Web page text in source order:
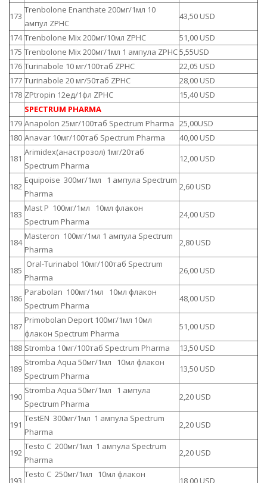
173
Trenbolone Enanthate 200мг/1мл 10
ампул ZPHC
43,50 USD
174 Trenbolone Mix 200мг/10мл ZPHC
51,00 USD
175 Trenbolone Mix 200мг/1мл 1 ампула ZPHC5,55USD
176 Turinabole 10 мг/100таб ZPHC
22,05 USD
177 Turinabole 20 мг/50таб ZPHC
28,00 USD
178 ZPtropin 12ед/1фл ZPHC
15,40 USD
SPECTRUM PHARMA
179 Anapolon 25мг/100таб Spectrum Pharma 25,00USD
180 Anavar 10мг/100таб Spectrum Pharma
40,00 USD
181
Arimidex(анастрозол) 1мг/20таб
Spectrum Pharma
12,00 USD
182
Equipoise 300мг/1мл 1 ампула Spectrum
Pharma
2,60 USD
183
Mast P 100мг/1мл 10мл флакон
Spectrum Pharma
24,00 USD
184
Masteron 100мг/1мл 1 ампула Spectrum
Pharma
2,80 USD
185
Oral-Turinabol 10мг/100таб Spectrum
Pharma
26,00 USD
186
Parabolan 100мг/1мл 10мл флакон
Spectrum Pharma
48,00 USD
187
Primobolan Deport 100мг/1мл 10мл
флакон Spectrum Pharma
51,00 USD
188 Stromba 10мг/100таб Spectrum Pharma
13,50 USD
189
Stromba Aqua 50мг/1мл 10мл флакон
Spectrum Pharma
13,50 USD
190
Stromba Aqua 50мг/1мл 1 ампула
Spectrum Pharma
2,20 USD
191
TestEN 300мг/1мл 1 ампула Spectrum
Pharma
2,20 USD
192
Testo C 200мг/1мл 1 ампула Spectrum
Pharma
2,20 USD
193
Testo C 250мг/1мл 10мл флакон
18,00 USD